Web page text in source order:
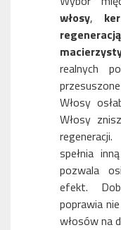
włosy,
realnych
Włosy
Włosy
spełnia
pozwala
efekt.
poprawia
włosów na